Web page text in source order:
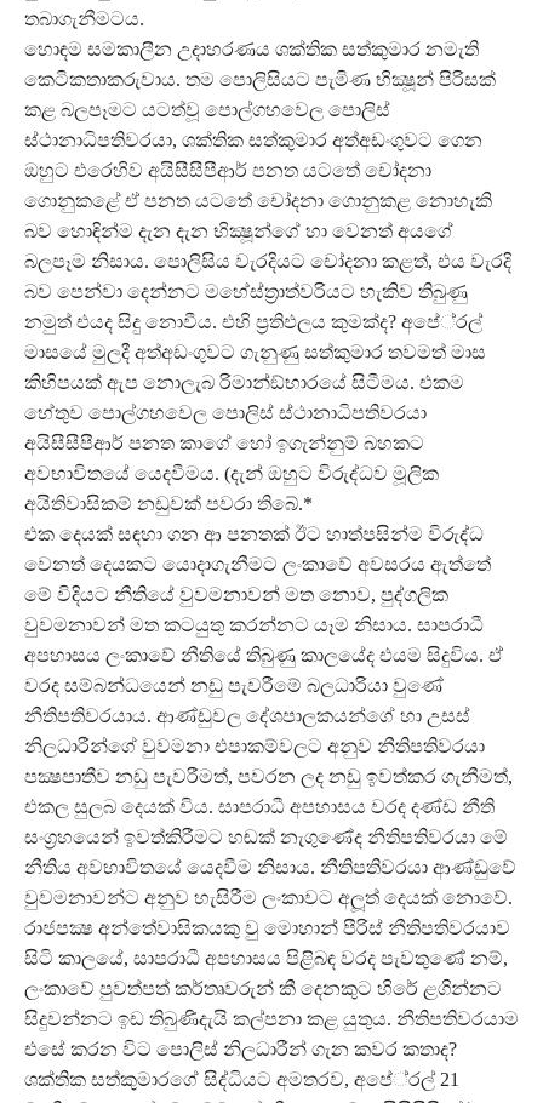
තබාගැනීමටය.
හොඳම සමකාලීන උදාහරණය ශක්තික සත්කුමාර නමැති
කෙටිකතාකරුවාය. තම පොලිසියට පැමිණ භික්‍ෂූන් පිරිසක්
කළ බලපෑමට යටත්වූ පොල්ගහවෙල පොලිස්
ස්ථානාධිපතිවරයා, ශක්තික සත්කුමාර අත්අඩංගුවට ගෙන
ඔහුට එරෙහිව අයිසීසීපීආර් පනත යටතේ චෝදනා
ගොනුකළේ ඒ පනත යටතේ චෝදනා ගොනුකළ නොහැකි
බව හොඳින්ම දැන දැන භික්‍ෂූන්ගේ හා වෙනත් අයගේ
බලපෑම නිසාය. පොලිසිය වැරදියට චෝදනා කළත්, එය වැරදි
බව පෙන්වා දෙන්නට මහේස්ත‍්‍රාත්වරියට හැකිව තිබුණු
නමුත් එයද සිදු නොවීය. එහි ප‍්‍රතිඵලය කුමක්ද? අපේ‍්‍රල්
මාසයේ මුලදී අත්අඩංගුවට ගැනුණු සත්කුමාර තවමත් මාස
කිහිපයක් ඇප නොලැබ රිමාන්ඞ්භාරයේ සිටීමය. එකම
හේතුව පොල්ගහවෙල පොලිස් ස්ථානාධිපතිවරයා
අයිසීසීපීආර් පනත කාගේ හෝ ඉගැන්නුම් බහකට
අවභාවිතයේ යෙදවීමය. (දැන් ඔහුට විරුද්ධව මූලික
අයිතිවාසිකම් නඩුවක් පවරා තිබේ.*
එක දෙයක් සඳහා ගන ආ පනතක් ඊට හාත්පසින්ම විරුද්ධ
වෙනත් දෙයකට යොදාගැනීමට ලංකාවේ අවසරය ඇත්තේ
මේ විදියට නීතියේ වුවමනාවන් මත නොව, පුද්ගලික
වුවමනාවන් මත කටයුතු කරන්නට යෑම නිසාය. සාපරාධී
අපහාසය ලංකාවේ නීතියේ තිබුණු කාලයේද එයම සිදුවිය. ඒ
වරද සම්බන්ධයෙන් නඩු පැවරීමේ බලධාරියා වුණේ
නීතිපතිවරයාය. ආණ්ඩුවල දේශපාලකයන්ගේ හා උසස්
නිලධාරීන්ගේ වුවමනා එපාකම්වලට අනුව නීතිපතිවරයා
පක්‍ෂපාතීව නඩු පැවරීමත්, පවරන ලද නඩු ඉවත්කර ගැනීමත්,
එකල සුලබ දෙයක් විය. සාපරාධී අපහාසය වරද දණ්ඩ නීති
සංග‍්‍රහයෙන් ඉවත්කිරීමට හඬක් නැගුණේද නීතිපතිවරයා මේ
නීතිය අවභාවිතයේ යෙදවීම නිසාය. නීතිපතිවරයා ආණ්ඩුවේ
වුවමනාවන්ට අනුව හැසිරීම ලංකාවට අලූත් දෙයක් නොවේ.
රාජපක්‍ෂ අන්තේවාසිකයකු වු මොහාන් පීරිස් නීතිපතිවරයාව
සිටි කාලයේ, සාපරාධී අපහාසය පිළිබඳ වරද පැවතුණේ නම්,
ලංකාවේ පුවත්පත් කර්තෘවරුන් කී දෙනකුට හිරේ ළගින්නට
සිදුවන්නට ඉඩ තිබුණිදැයි කල්පනා කළ යුතුය. නීතිපතිවරයාම
එසේ කරන විට පොලිස් නිලධාරීන් ගැන කවර කතාද?
ශක්තික සත්කුමාරගේ සිද්ධියට අමතරව, අපේ‍්‍රල් 21